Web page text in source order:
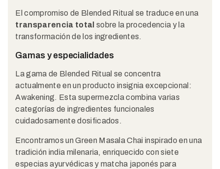
El compromiso de Blended Ritual se traduce en una
transparencia total sobre la procedencia y la
transformación de los ingredientes.
Gamas y especialidades
La gama de Blended Ritual se concentra
actualmente en un producto insignia excepcional:
Awakening. Esta supermezcla combina varias
categorías de ingredientes funcionales
cuidadosamente dosificados.
Encontramos un Green Masala Chai inspirado en una
tradición india milenaria, enriquecido con siete
especias ayurvédicas y matcha japonés para